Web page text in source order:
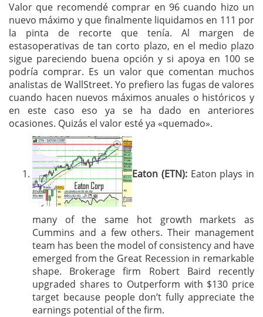
Valor que recomendé comprar en 96 cuando hizo un
nuevo máximo y que finalmente liquidamos en 111 por
la pinta de recorte que tenía. Al margen de
estasoperativas de tan corto plazo, en el medio plazo
sigue pareciendo buena opción y si apoya en 100 se
podría comprar. Es un valor que comentan muchos
analistas de WallStreet. Yo prefiero las fugas de valores
cuando hacen nuevos máximos anuales o históricos y
en este caso eso ya se ha dado en anteriores
ocasiones. Quizás el valor esté ya «quemado».
Eaton (ETN):Eaton plays in
many of the same hot growth markets as
Cummins and a few others. Their management
team has been the model of consistency and have
emerged from the Great Recession in remarkable
shape. Brokerage firm Robert Baird recently
upgraded shares to Outperform with $130 price
target because people don’t fully appreciate the
earnings potential of the firm.